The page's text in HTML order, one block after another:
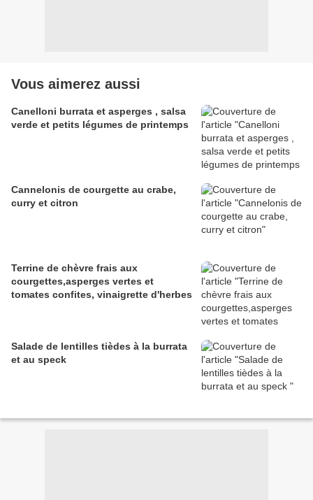
Vous aimerez aussi
Canelloni burrata et asperges , salsa
verde et petits légumes de printemps
Cannelonis de courgette au crabe,
curry et citron
Terrine de chèvre frais aux
courgettes,asperges vertes et
tomates confites, vinaigrette d'herbes
Salade de lentilles tièdes à la burrata
et au speck